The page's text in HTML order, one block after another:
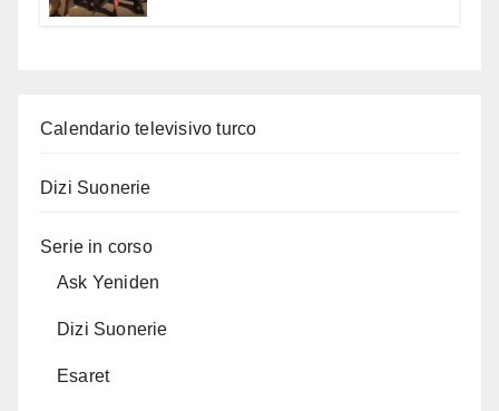
Calendario televisivo turco
Dizi Suonerie
Serie in corso
Ask Yeniden
Dizi Suonerie
Esaret